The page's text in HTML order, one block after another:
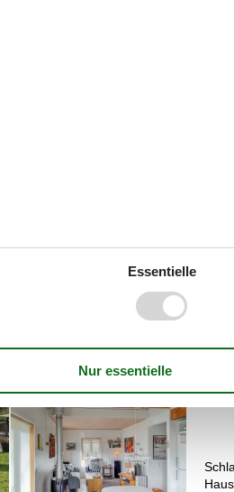
mit Naturgrundstück, finnischem
Sie sich auf ein gut
Essentielle